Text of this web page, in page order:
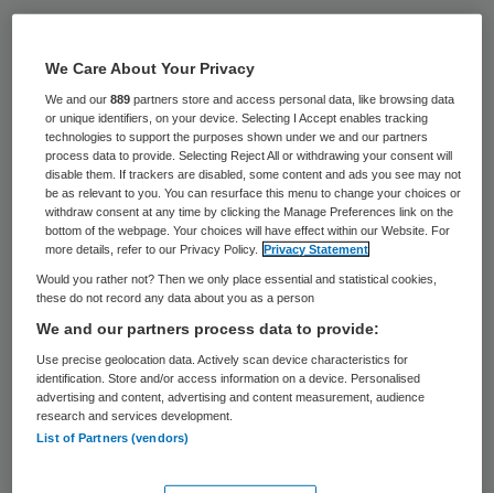
Met de ene app kunnen de contacten
worden getraceerd en met de andere app is
makkelijk contact te onderhouden met een
dokter. Het intensiever testen en beter
kunnen opsporen van besmettingen kan
helpen om een nieuwe opleving van de
uitbraak te voorkomen, zei hij.
Een van de apps waarschuwt als je in de
buurt bent geweest van iemand die met het
coronavirus besmet blijkt te zijn of is
geweest, waarna je het advies krijgt om
twee weken binnen te blijven en jezelf in de
gaten te houden. Je krijgt vervolgens een
We Care About Your Privacy
We and our889 partners store and access personal data, like browsing data
or unique identifiers, on your device. Selecting I Accept enables tracking
technologies to support the purposes shown under we and our partners
process data to provide. Selecting Reject All or withdrawing your consent will
disable them. If trackers are disabled, some content and ads you see may not
be as relevant to you. You can resurface this menu to change your choices or
withdraw consent at any time by clicking the Manage Preferences link on the
bottom of the webpage. Your choices will have effect within our Website. For
more details, refer to our Privacy Policy.
Privacy Statement
Would you rather not? Then we only place essential and statistical cookies,
these do not record any data about you as a person
We and our partners process data to provide:
Use precise geolocation data. Actively scan device characteristics for
identification. Store and/or access information on a device. Personalised
advertising and content, advertising and content measurement, audience
research and services development.
List of Partners (vendors)